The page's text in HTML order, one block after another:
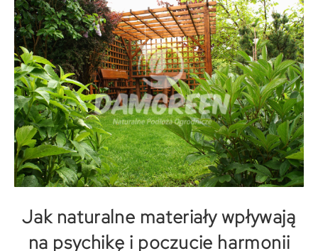
Jak naturalne materiały wpływają
na psychikę i poczucie harmonii